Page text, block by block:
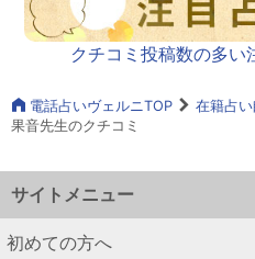
クチコミ投稿数の多い
電話占いヴェルニTOP 在籍占
果音先生のクチコミ
サイトメニュー
初めての方へ